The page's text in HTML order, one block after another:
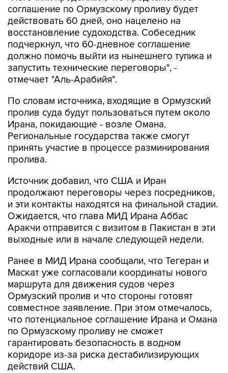
соглашение по Ормузскому проливу будет
действовать 60 дней, оно нацелено на
восстановление судоходства. Собеседник
подчеркнул, что 60-дневное соглашение
должно помочь выйти из нынешнего тупика и
запустить технические переговоры", -
отмечает "Аль-Арабийя".
По словам источника, входящие в Ормузский
пролив суда будут пользоваться путем около
Ирана, покидающие - возле Омана.
Региональные государства также смогут
принять участие в процессе разминирования
пролива.
Источник добавил, что США и Иран
продолжают переговоры через посредников,
и эти контакты находятся на финальной стадии.
Ожидается, что глава МИД Ирана Аббас
Аракчи отправится с визитом в Пакистан в эти
выходные или в начале следующей недели.
Ранее в МИД Ирана сообщали, что Тегеран и
Маскат уже согласовали координаты нового
маршрута для движения судов через
Ормузский пролив и что стороны готовят
совместное заявление. При этом отмечалось,
что потенциальное соглашение Ирана и Омана
по Ормузскому проливу не сможет
гарантировать безопасность в водном
коридоре из-за риска дестабилизирующих
действий США.